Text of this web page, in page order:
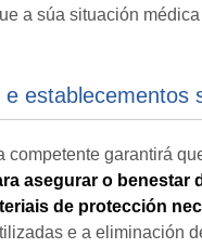
a súa situación
establecementos
competente garantirá
asegurar o benestar
de protección
e a eliminación